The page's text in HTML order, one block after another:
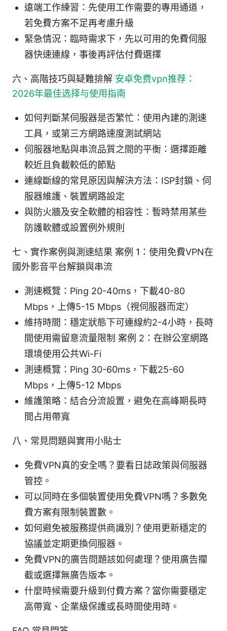
遠端工作練習：先使用工作需要的專用通道，
若免費方案不足再考慮升級
緊急情況：臨時需求下，先以可用的免費伺服
器快速連線，事後再評估付費選擇
六、高階技巧與疑難排解 安卓免费vpn推荐：
2026年最佳选择与使用指南
如何判斷某伺服器是否繁忙：使用內建的測速
工具，或第三方網路速度測試網站
伺服器地點與串流品質之間的平衡：選擇距離
較近且負載較低的節點
連線斷線的常見原因與解決方法：ISP封鎖、伺
服器維護、裝置網路設定
與防火牆及安全軟體的相容性：暫時禁用某些
防護軟體或設置例外規則
七、實作案例與測速結果 案例 1：使用免費VPN在
國外影音平台解鎖與串流
測速概覽：Ping 20-40ms，下載40-80
Mbps，上傳5-15 Mbps（視伺服器而定）
維持時間：穩定狀態下可連線約2-4小時，長時
間使用需留意流量限制 案例 2：在辦公室網路
環境使用公共Wi-Fi
測速概覽：Ping 30-60ms，下載25-60
Mbps，上傳5-12 Mbps
維護策略：結合分流設置，避免在高峰期長時
間占用帶寬
八、常見問題與實用小貼士
免費VPN真的安全嗎？要看日誌政策與伺服器
管控。
可以同時在多個裝置使用免費VPN嗎？多數免
費方案有限制裝置數。
如何避免被服務提供商識別？使用更新穩定的
協議並定期更換伺服器。
免費VPN的廣告問題該如何處理？使用廣告攔
截或選擇無廣告版本。
什麼時候需要升級到付費方案？當你需要穩定
高帶寬、企業級保護或長時間使用時。